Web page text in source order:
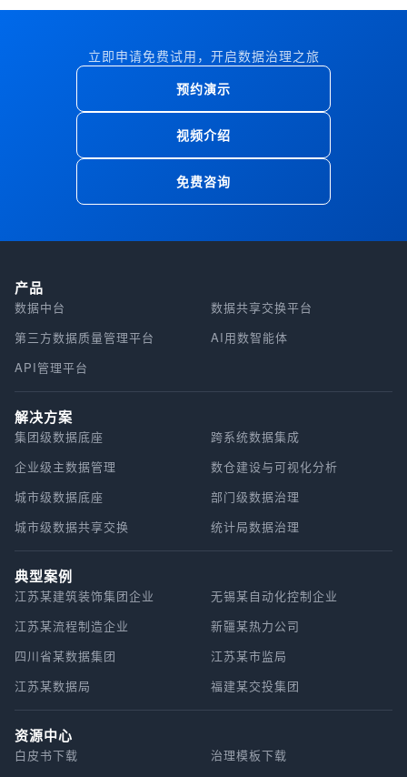
立即申请免费试用，开启数据治理之旅
预约演示
视频介绍
免费咨询
产品
数据中台
数据共享交换平台
第三方数据质量管理平台
AI用数智能体
API管理平台
解决方案
集团级数据底座
跨系统数据集成
企业级主数据管理
数仓建设与可视化分析
城市级数据底座
部门级数据治理
城市级数据共享交换
统计局数据治理
典型案例
江苏某建筑装饰集团企业
无锡某自动化控制企业
江苏某流程制造企业
新疆某热力公司
四川省某数据集团
江苏某市监局
江苏某数据局
福建某交投集团
资源中心
白皮书下载
治理模板下载